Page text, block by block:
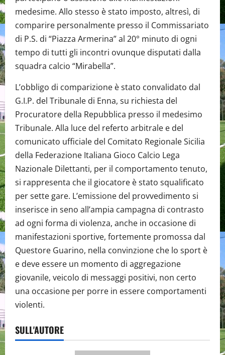
medesime. Allo stesso è stato imposto, altresì, di
comparire personalmente presso il Commissariato
di P.S. di “Piazza Armerina” al 20° minuto di ogni
tempo di tutti gli incontri ovunque disputati dalla
squadra calcio “Mirabella”.
L’obbligo di comparizione è stato convalidato dal
G.I.P. del Tribunale di Enna, su richiesta del
Procuratore della Repubblica presso il medesimo
Tribunale. Alla luce del referto arbitrale e del
comunicato ufficiale del Comitato Regionale Sicilia
della Federazione Italiana Gioco Calcio Lega
Nazionale Dilettanti, per il comportamento tenuto,
si rappresenta che il giocatore è stato squalificato
per sette gare. L’emissione del provvedimento si
inserisce in seno all’ampia campagna di contrasto
ad ogni forma di violenza, anche in occasione di
manifestazioni sportive, fortemente promossa dal
Questore Guarino, nella convinzione che lo sport è
e deve essere un momento di aggregazione
giovanile, veicolo di messaggi positivi, non certo
una occasione per porre in essere comportamenti
violenti.
SULL'AUTORE